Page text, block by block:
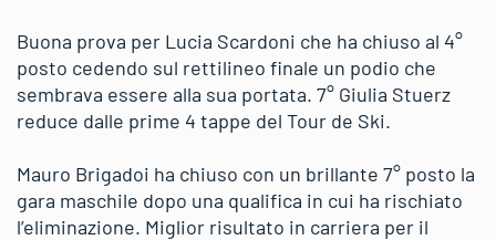
Buona prova per Lucia Scardoni che ha chiuso al 4°
posto cedendo sul rettilineo finale un podio che
sembrava essere alla sua portata. 7° Giulia Stuerz
reduce dalle prime 4 tappe del Tour de Ski.
Mauro Brigadoi ha chiuso con un brillante 7° posto la
gara maschile dopo una qualifica in cui ha rischiato
l’eliminazione. Miglior risultato in carriera per il